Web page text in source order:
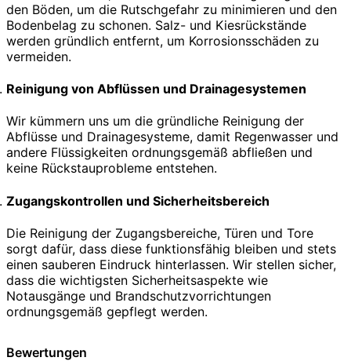
den Böden, um die Rutschgefahr zu minimieren und den
Bodenbelag zu schonen. Salz- und Kiesrückstände
werden gründlich entfernt, um Korrosionsschäden zu
vermeiden.
Reinigung von Abflüssen und Drainagesystemen
Wir kümmern uns um die gründliche Reinigung der
Abflüsse und Drainagesysteme, damit Regenwasser und
andere Flüssigkeiten ordnungsgemäß abfließen und
keine Rückstauprobleme entstehen.
Zugangskontrollen und Sicherheitsbereich
Die Reinigung der Zugangsbereiche, Türen und Tore
sorgt dafür, dass diese funktionsfähig bleiben und stets
einen sauberen Eindruck hinterlassen. Wir stellen sicher,
dass die wichtigsten Sicherheitsaspekte wie
Notausgänge und Brandschutzvorrichtungen
ordnungsgemäß gepflegt werden.
Bewertungen